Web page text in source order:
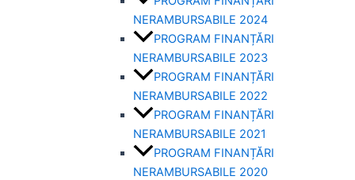
NERAMBURSABILE 2024
PROGRAM FINANȚĂRI
NERAMBURSABILE 2023
PROGRAM FINANȚĂRI
NERAMBURSABILE 2022
PROGRAM FINANȚĂRI
NERAMBURSABILE 2021
PROGRAM FINANȚĂRI
NERAMBURSABILE 2020